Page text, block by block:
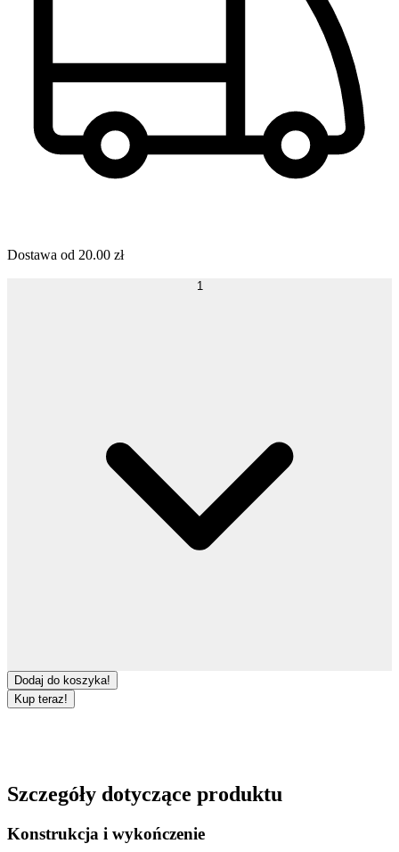
Dostawa od 20.00 zł
1
Dodaj do koszyka!
Kup teraz!
Szczegóły dotyczące produktu
Konstrukcja i wykończenie